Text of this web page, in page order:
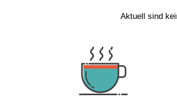
Aktuell sind